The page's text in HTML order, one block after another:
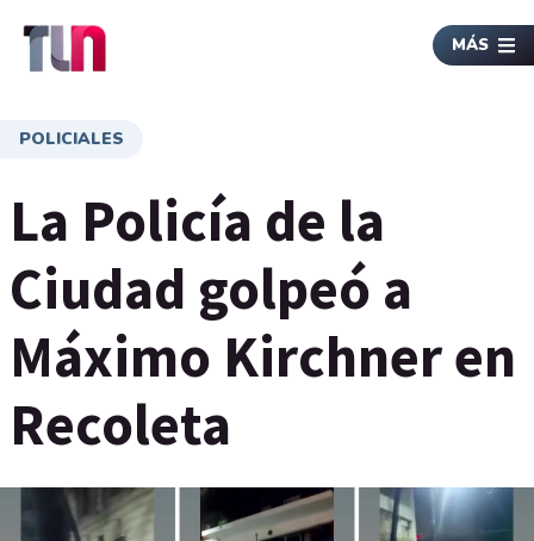
MÁS
POLICIALES
La Policía de la
Ciudad golpeó a
Máximo Kirchner en
Recoleta